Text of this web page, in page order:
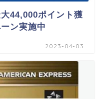
44,000ポイント獲
ン実施中
2023-04-03